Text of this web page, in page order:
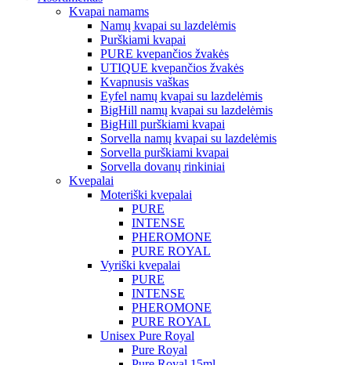
Kvapai namams
Namų kvapai su lazdelėmis
Purškiami kvapai
PURE kvepančios žvakės
UTIQUE kvepančios žvakės
Kvapnusis vaškas
Eyfel namų kvapai su lazdelėmis
BigHill namų kvapai su lazdelėmis
BigHill purškiami kvapai
Sorvella namų kvapai su lazdelėmis
Sorvella purškiami kvapai
Sorvella dovanų rinkiniai
Kvepalai
Moteriški kvepalai
PURE
INTENSE
PHEROMONE
PURE ROYAL
Vyriški kvepalai
PURE
INTENSE
PHEROMONE
PURE ROYAL
Unisex Pure Royal
Pure Royal